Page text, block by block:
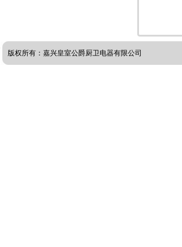
版权所有：嘉兴皇室公爵厨卫电器有限公司